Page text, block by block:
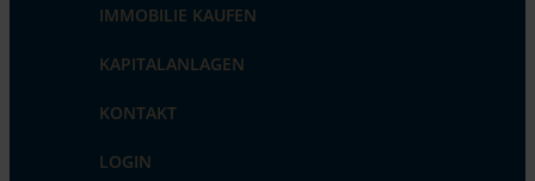
IMMOBILIE KAUFEN
KAPITALANLAGEN
KONTAKT
LOGIN